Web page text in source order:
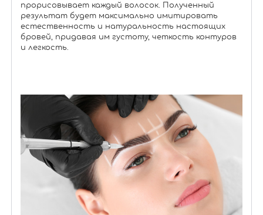
прорисовывает каждый волосок. Полученный
результат будет максимально имитировать
естественность и натуральность настоящих
бровей, придавая им густоту, четкость контуров
и легкость.